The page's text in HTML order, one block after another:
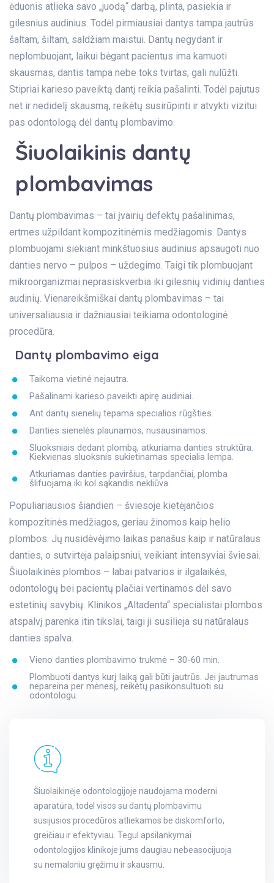
ėduonis atlieka savo „juodą“ darbą, plinta, pasiekia ir
gilesnius audinius. Todėl pirmiausiai dantys tampa jautrūs
šaltam, šiltam, saldžiam maistui. Dantų negydant ir
neplombuojant, laikui bėgant pacientus ima kamuoti
skausmas, dantis tampa nebe toks tvirtas, gali nulūžti.
Stipriai karieso paveiktą dantį reikia pašalinti. Todėl pajutus
net ir nedidelį skausmą, reikėtų susirūpinti ir atvykti vizitui
pas odontologą dėl dantų plombavimo.
Šiuolaikinis dantų
plombavimas
Dantų plombavimas – tai įvairių defektų pašalinimas,
ertmes užpildant kompozitinėmis medžiagomis. Dantys
plombuojami siekiant minkštuosius audinius apsaugoti nuo
danties nervo – pulpos – uždegimo. Taigi tik plombuojant
mikroorganizmai neprasiskverbia iki gilesnių vidinių danties
audinių. Vienareikšmiškai dantų plombavimas – tai
universaliausia ir dažniausiai teikiama odontologinė
procedūra.
Dantų plombavimo eiga
Taikoma vietinė nejautra.
Pašalinami karieso paveikti apirę audiniai.
Ant dantų sienelių tepama specialios rūgšties.
Danties sienelės plaunamos, nusausinamos.
Sluoksniais dedant plombą, atkuriama danties struktūra.
Kiekvienas sluoksnis sukietinamas specialia lempa.
Atkuriamas danties paviršius, tarpdančiai, plomba
šlifuojama iki kol sąkandis nekliūva.
Populiariausios šiandien – šviesoje kietėjančios
kompozitinės medžiagos, geriau žinomos kaip helio
plombos. Jų nusidėvėjimo laikas panašus kaip ir natūralaus
danties, o sutvirtėja palaipsniui, veikiant intensyviai šviesai.
Šiuolaikinės plombos – labai patvarios ir ilgalaikės,
odontologų bei pacientų plačiai vertinamos dėl savo
estetinių savybių. Klinikos „Altadenta“ specialistai plombos
atspalvį parenka itin tikslai, taigi ji susilieja su natūralaus
danties spalva.
Vieno danties plombavimo trukmė – 30-60 min.
Plombuoti dantys kurį laiką gali būti jautrūs. Jei jautrumas
nepareina per mėnesį, reikėtų pasikonsultuoti su
odontologu.
Šiuolaikinėje odontologijoje naudojama moderni
aparatūra, todėl visos su dantų plombavimu
susijusios procedūros atliekamos be diskomforto,
greičiau ir efektyviau. Tegul apsilankymai
odontologijos klinikoje jums daugiau nebeasocijuoja
su nemaloniu gręžimu ir skausmu.